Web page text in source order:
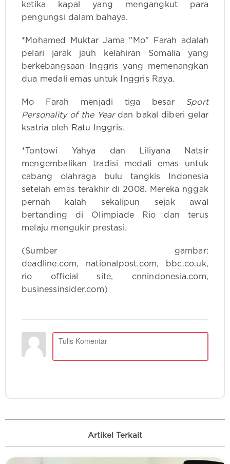
ketika kapal yang mengangkut para
pengungsi dalam bahaya.
*Mohamed Muktar Jama "Mo" Farah adalah
pelari jarak jauh kelahiran Somalia yang
berkebangsaan Inggris yang memenangkan
dua medali emas untuk Inggris Raya.
Mo Farah menjadi tiga besar Sport
Personality of the Yeardan bakal diberi gelar
ksatria oleh Ratu Inggris.
*Tontowi Yahya dan Liliyana Natsir
mengembalikan tradisi medali emas untuk
cabang olahraga bulu tangkis Indonesia
setelah emas terakhir di 2008. Mereka nggak
pernah kalah sekalipun sejak awal
bertanding di Olimpiade Rio dan terus
melaju mengukir prestasi.
(Sumber gambar:
deadline.com, nationalpost.com, bbc.co.uk,
rio official site, cnnindonesia.com,
businessinsider.com)
Artikel Terkait